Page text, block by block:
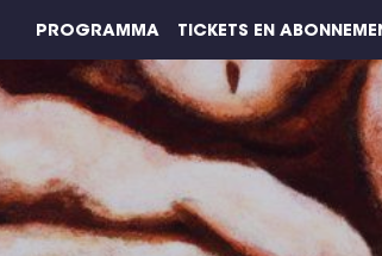
PROGRAMMA TICKETS EN